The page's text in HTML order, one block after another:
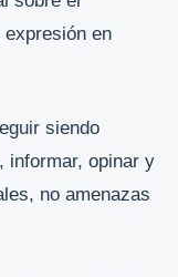
en
siendo
informar, opinar y
no amenazas